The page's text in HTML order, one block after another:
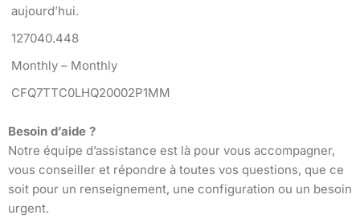
aujourd’hui.
127040.448
Monthly – Monthly
CFQ7TTC0LHQ20002P1MM
Besoin d’aide ?
Notre équipe d’assistance est là pour vous accompagner,
vous conseiller et répondre à toutes vos questions, que ce
soit pour un renseignement, une configuration ou un besoin
urgent.